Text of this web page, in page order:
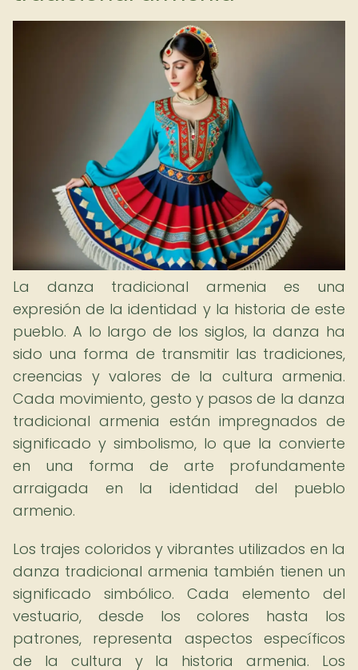
La danza tradicional armenia es una
expresión de la identidad y la historia de este
pueblo. A lo largo de los siglos, la danza ha
sido una forma de transmitir las tradiciones,
creencias y valores de la cultura armenia.
Cada movimiento, gesto y pasos de la danza
tradicional armenia están impregnados de
significado y simbolismo, lo que la convierte
en una forma de arte profundamente
arraigada en la identidad del pueblo
armenio.
Los trajes coloridos y vibrantes utilizados en la
danza tradicional armenia también tienen un
significado simbólico. Cada elemento del
vestuario, desde los colores hasta los
patrones, representa aspectos específicos
de la cultura y la historia armenia. Los